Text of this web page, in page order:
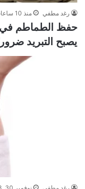
رغد مطفي منذ 10 ساعات
حفظ الطماطم في
يصبح التبريد